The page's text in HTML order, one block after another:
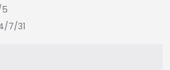
7/31